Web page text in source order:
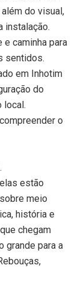
do visual,
instalação.
e caminha para
sentidos.
em Inhotim
do
local.
o
estão
meio
história e
chegam
grande para a